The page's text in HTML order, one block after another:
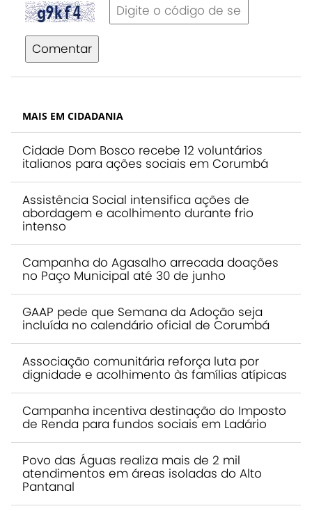
Comentar
MAIS EM CIDADANIA
Cidade Dom Bosco recebe 12 voluntários
italianos para ações sociais em Corumbá
Assistência Social intensifica ações de
abordagem e acolhimento durante frio
intenso
Campanha do Agasalho arrecada doações
no Paço Municipal até 30 de junho
GAAP pede que Semana da Adoção seja
incluída no calendário oficial de Corumbá
Associação comunitária reforça luta por
dignidade e acolhimento às famílias atípicas
Campanha incentiva destinação do Imposto
de Renda para fundos sociais em Ladário
Povo das Águas realiza mais de 2 mil
atendimentos em áreas isoladas do Alto
Pantanal